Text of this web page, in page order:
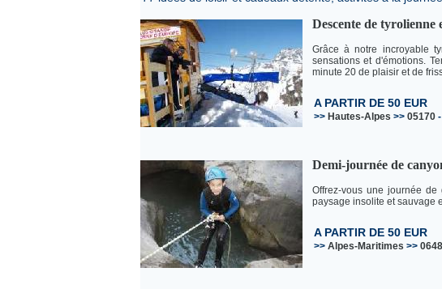
Descente de tyrolienne
Grâce à notre incroyable
sensations et d'émotions.
minute 20 de plaisir et de
A PARTIR DE 50 EUR
>> Hautes-Alpes >> 05170-
Demi-journée de
Offrez-vous une journée
paysage insolite et sauvage
A PARTIR DE 50 EUR
>> Alpes-Maritimes >>